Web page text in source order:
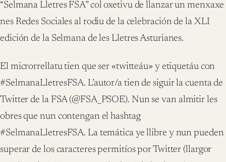
“Selmana Lletres FSA” col oxetivu de llanzar un menxaxe
nes Redes Sociales al rodiu de la celebración de la XLI
edición de la Selmana de les Lletres Asturianes.
El microrrellatu tien que ser «twitteáu» y etiquetáu con
#SelmanaLletresFSA. L’autor/a tien de siguir la cuenta de
Twitter de la FSA (@FSA_PSOE). Nun se van almitir les
obres que nun contengan el hashtag
#SelmanaLletresFSA. La temática ye llibre y nun pueden
superar de los caracteres permitíos por Twitter (llargor